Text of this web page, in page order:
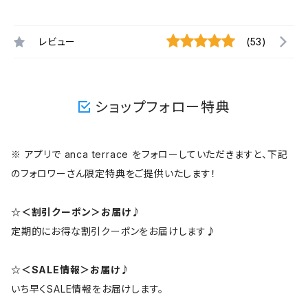
レビュー (53)
ショップフォロー特典
※ アプリで anca terrace をフォローしていただきますと、下記
のフォロワーさん限定特典をご提供いたします！
☆＜割引クーポン＞お届け♪
定期的にお得な割引クーポンをお届けします♪
☆＜SALE情報＞お届け♪
いち早くSALE情報をお届けします。